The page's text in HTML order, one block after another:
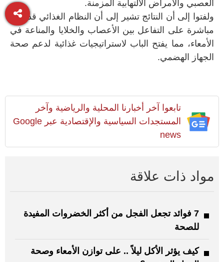
العصبي والأمراض الالتهابية المزمنة.
ولفتوا إلى أن النتائج تشير إلى أن النظام الغذائي قد يؤثر
مباشرة على التفاعل بين الأعصاب والخلايا والمناعة في
الأمعاء، مما يفتح الباب لاستراتيجيات غذائية لدعم صحة
الجهاز الهضمي.
تابعوا آخر أخبارنا المحلية والرياضية وآخر
المستجدات السياسية والإقتصادية عبر Google
news
مواد ذات علاقة
7 فوائد تجعل الفجل من أكثر الخضروات المفيدة
للصحة
كيف يؤثر الأكل ليلاً .. على توازن الأمعاء وصحة